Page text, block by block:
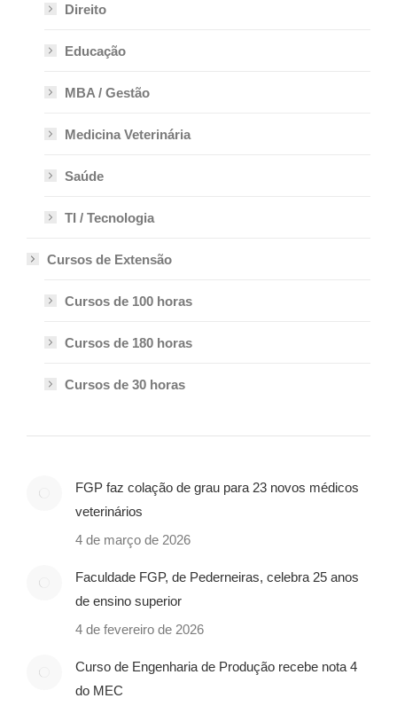
Direito
Educação
MBA / Gestão
Medicina Veterinária
Saúde
TI / Tecnologia
Cursos de Extensão
Cursos de 100 horas
Cursos de 180 horas
Cursos de 30 horas
FGP faz colação de grau para 23 novos médicos
veterinários
4 de março de 2026
Faculdade FGP, de Pederneiras, celebra 25 anos
de ensino superior
4 de fevereiro de 2026
Curso de Engenharia de Produção recebe nota 4
do MEC